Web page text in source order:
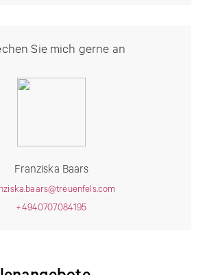
Sie mich gerne an
Franziska Baars
+4940707084195